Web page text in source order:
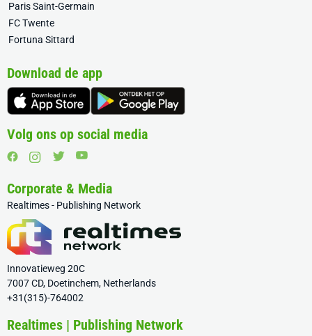
Paris Saint-Germain
FC Twente
Fortuna Sittard
Download de app
Volg ons op social media
Corporate & Media
Realtimes - Publishing Network
Innovatieweg 20C
7007 CD, Doetinchem, Netherlands
+31(315)-764002
Realtimes | Publishing Network